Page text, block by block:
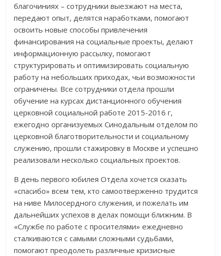
благочиниях – сотрудники выезжают на места,
передают опыт, делятся наработками, помогают
освоить новые способы привлечения
финансирования на социальные проекты, делают
информационную рассылку, помогают
структурировать и оптимизировать социальную
работу на небольших приходах, чьи возможности
ограничены. Все сотрудники отдела прошли
обучение на курсах дистанционного обучения
церковной социальной работе 2015-2016 г,
ежегодно организуемых Синодальным отделом по
церковной благотворительности и социальному
служению, прошли стажировку в Москве и успешно
реализовали несколько социальных проектов.
В день первого юбилея Отдела хочется сказать
«спасибо» всем тем, кто самоотверженно трудится
на ниве Милосердного служения, и пожелать им
дальнейших успехов в делах помощи ближним. В
«Службе по работе с просителями» ежедневно
сталкиваются с самыми сложными судьбами,
помогают преодолеть различные кризисные